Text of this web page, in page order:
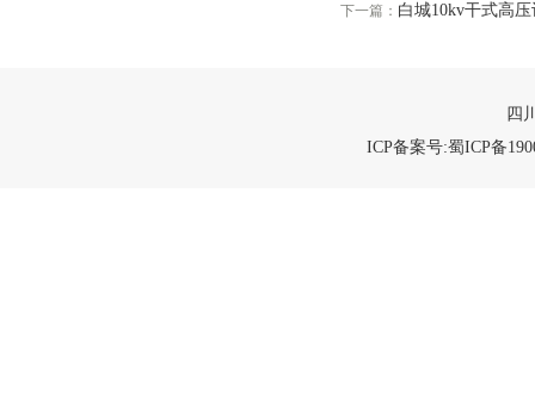
下一篇： 白城10kv干式高
四
ICP备案号:蜀ICP备